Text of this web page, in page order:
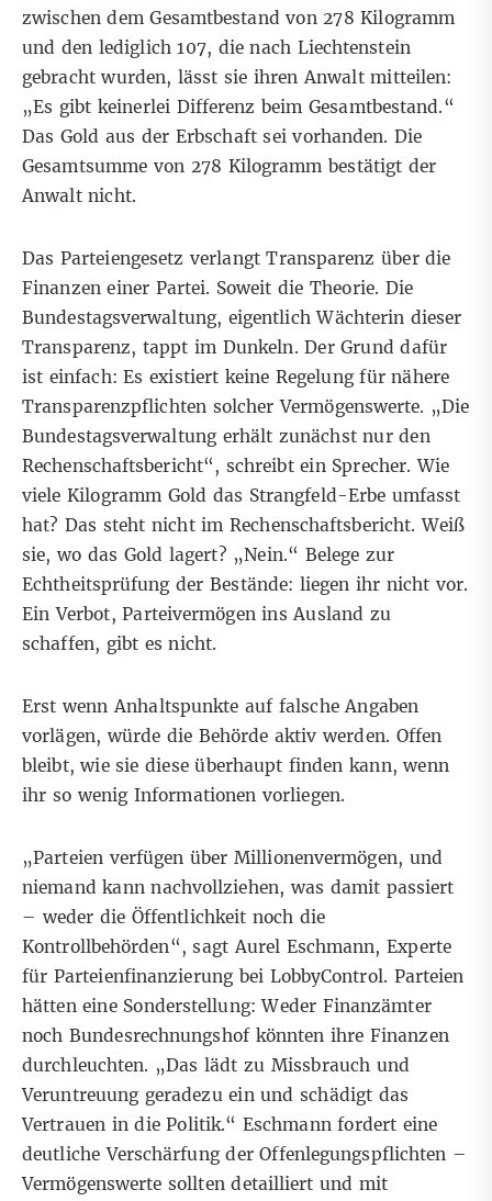
zwischen dem Gesamtbestand von 278 Kilogramm
und den lediglich 107, die nach Liechtenstein
gebracht wurden, lässt sie ihren Anwalt mitteilen:
„Es gibt keinerlei Differenz beim Gesamtbestand.“
Das Gold aus der Erbschaft sei vorhanden. Die
Gesamtsumme von 278 Kilogramm bestätigt der
Anwalt nicht.
Das Parteiengesetz verlangt Transparenz über die
Finanzen einer Partei. Soweit die Theorie. Die
Bundestagsverwaltung, eigentlich Wächterin dieser
Transparenz, tappt im Dunkeln. Der Grund dafür
ist einfach: Es existiert keine Regelung für nähere
Transparenzpflichten solcher Vermögenswerte. „Die
Bundestagsverwaltung erhält zunächst nur den
Rechenschaftsbericht“, schreibt ein Sprecher. Wie
viele Kilogramm Gold das Strangfeld-Erbe umfasst
hat? Das steht nicht im Rechenschaftsbericht. Weiß
sie, wo das Gold lagert? „Nein.“ Belege zur
Echtheitsprüfung der Bestände: liegen ihr nicht vor.
Ein Verbot, Parteivermögen ins Ausland zu
schaffen, gibt es nicht.
Erst wenn Anhaltspunkte auf falsche Angaben
vorlägen, würde die Behörde aktiv werden. Offen
bleibt, wie sie diese überhaupt finden kann, wenn
ihr so wenig Informationen vorliegen.
„Parteien verfügen über Millionenvermögen, und
niemand kann nachvollziehen, was damit passiert
– weder die Öffentlichkeit noch die
Kontrollbehörden“, sagt Aurel Eschmann, Experte
für Parteienfinanzierung bei LobbyControl. Parteien
hätten eine Sonderstellung: Weder Finanzämter
noch Bundesrechnungshof könnten ihre Finanzen
durchleuchten. „Das lädt zu Missbrauch und
Veruntreuung geradezu ein und schädigt das
Vertrauen in die Politik.“ Eschmann fordert eine
deutliche Verschärfung der Offenlegungspflichten –
Vermögenswerte sollten detailliert und mit